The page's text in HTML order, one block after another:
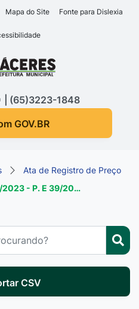
e links
Mapa do Site Fonte para Dislexia
principal
(65)3223-1848
GOV.BR
Ata de Registro de Preço
2023 - P. E 39/20…
CSV